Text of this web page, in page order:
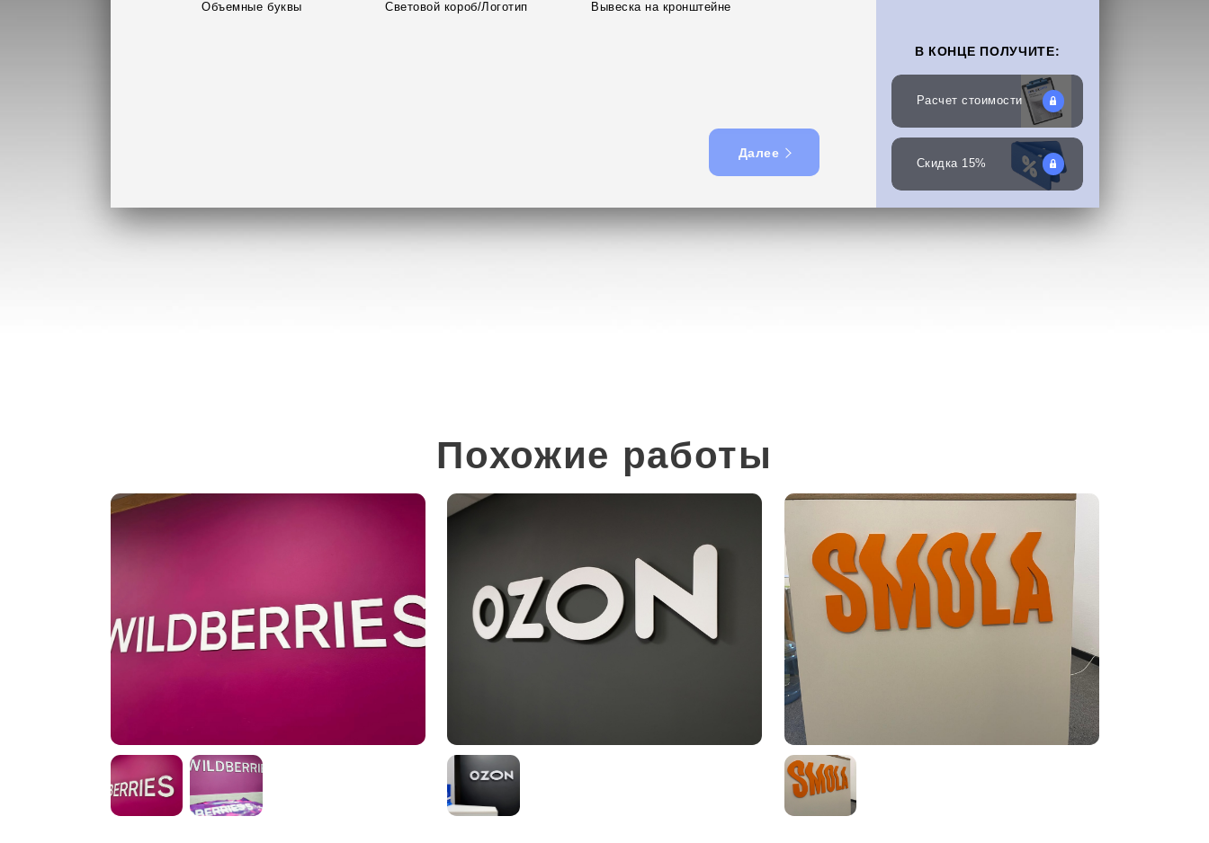
Объемные буквы Световой короб/Логотип Вывеска на кронштейне
Далее
В КОНЦЕ ПОЛУЧИТЕ:
Расчет стоимости
Скидка 15%
Похожие работы